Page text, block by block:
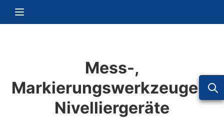
Navigation umschalten
Mess-,
Markierungswerkzeuge &
Nivelliergeräte